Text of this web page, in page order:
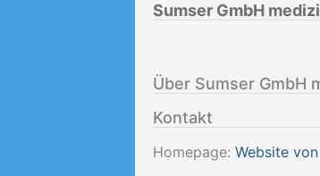
Sumser GmbH
Über Sumser GmbH
Kontakt
Homepage: Website